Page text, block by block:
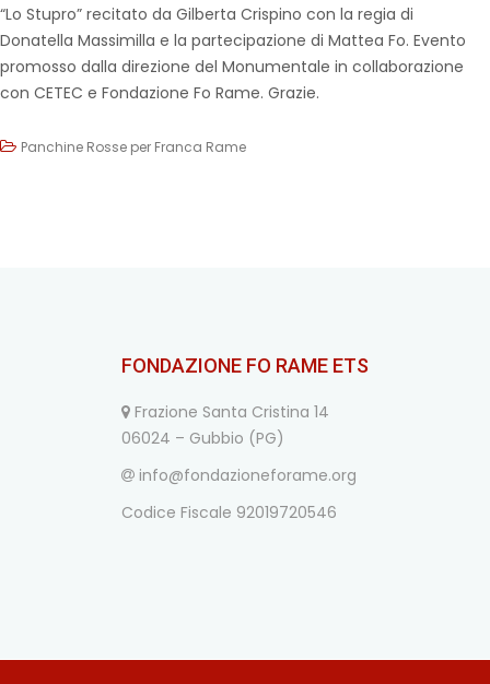
“Lo Stupro” recitato da Gilberta Crispino con la regia di
Donatella Massimilla e la partecipazione di Mattea Fo. Evento
promosso dalla direzione del Monumentale in collaborazione
con CETEC e Fondazione Fo Rame. Grazie.
Panchine Rosse per Franca Rame
FONDAZIONE FO RAME ETS
Frazione Santa Cristina 14
06024 – Gubbio (PG)
info@fondazioneforame.org
Codice Fiscale 92019720546